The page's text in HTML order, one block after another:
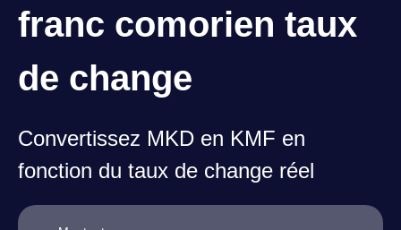
franc comorien taux
de change
Convertissez MKD en KMF en
fonction du taux de change réel